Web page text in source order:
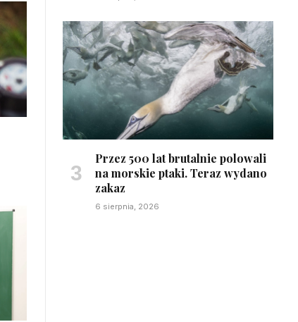
Przez 500 lat brutalnie polowali
na morskie ptaki. Teraz wydano
zakaz
6 sierpnia, 2026